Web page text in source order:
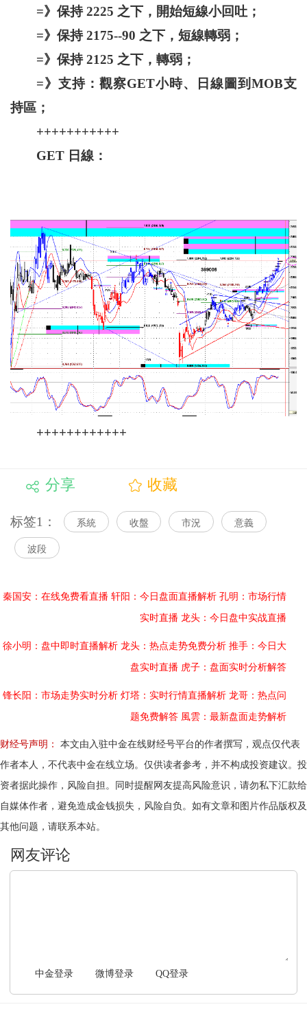
=》保持 2225 之下，開始短線小回吐；
=》保持 2175--90 之下，短線轉弱；
=》保持 2125 之下，轉弱；
=》支持：觀察GET小時、日線圖到MOB支
持區；
+++++++++++
GET 日線：
++++++++++++
分享 收藏
标签1： 系統 收盤 市況 意義
波段
秦国安：在线免费看直播 轩阳：今日盘面直播解析 孔明：市场行情
实时直播 龙头：今日盘中实战直播
徐小明：盘中即时直播解析 龙头：热点走势免费分析 推手：今日大
盘实时直播 虎子：盘面实时分析解答
锋长阳：市场走势实时分析 灯塔：实时行情直播解析 龙哥：热点问
题免费解答 風雲：最新盘面走势解析
财经号声明：
本文由入驻中金在线财经号平台的作者撰写，观点仅代表
作者本人，不代表中金在线立场。仅供读者参考，并不构成投资建议。投
资者据此操作，风险自担。同时提醒网友提高风险意识，请勿私下汇款给
自媒体作者，避免造成金钱损失，风险自负。如有文章和图片作品版权及
其他问题，请联系本站。
中金登录 微博登录 QQ登录